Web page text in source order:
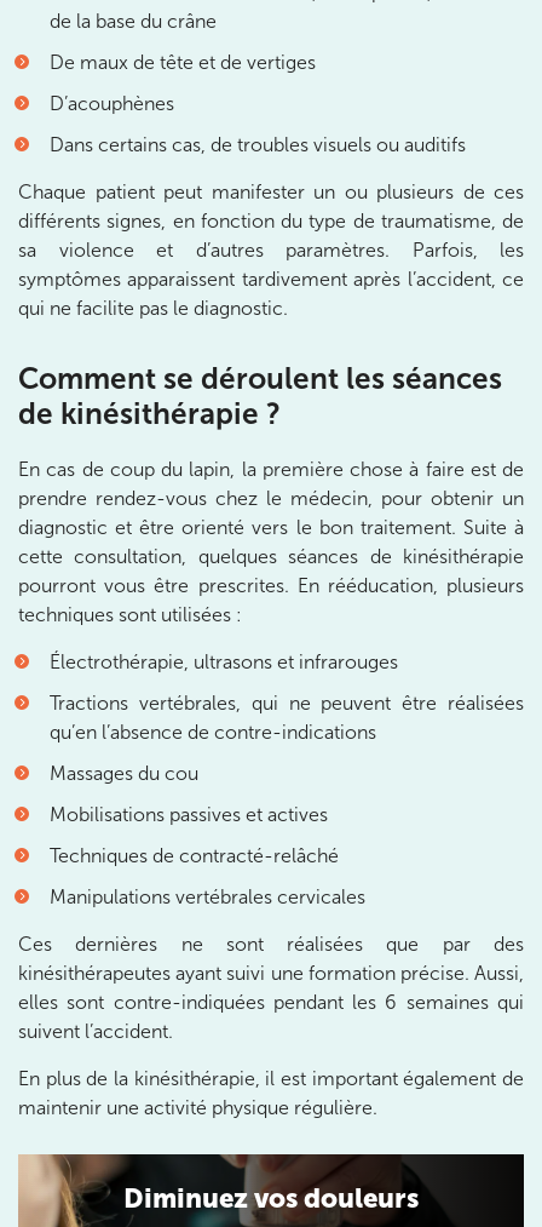
de la base du crâne
De maux de tête et de vertiges
D’acouphènes
Dans certains cas, de troubles visuels ou auditifs
Chaque patient peut manifester un ou plusieurs de ces
différents signes, en fonction du type de traumatisme, de
sa violence et d’autres paramètres. Parfois, les
symptômes apparaissent tardivement après l’accident, ce
qui ne facilite pas le diagnostic.
Comment se déroulent les séances
de kinésithérapie ?
En cas de coup du lapin, la première chose à faire est de
prendre rendez-vous chez le médecin, pour obtenir un
diagnostic et être orienté vers le bon traitement. Suite à
cette consultation, quelques séances de kinésithérapie
pourront vous être prescrites. En rééducation, plusieurs
techniques sont utilisées :
Électrothérapie, ultrasons et infrarouges
Tractions vertébrales, qui ne peuvent être réalisées
qu’en l’absence de contre-indications
Massages du cou
Mobilisations passives et actives
Techniques de contracté-relâché
Manipulations vertébrales cervicales
Ces dernières ne sont réalisées que par des
kinésithérapeutes ayant suivi une formation précise. Aussi,
elles sont contre-indiquées pendant les 6 semaines qui
suivent l’accident.
En plus de la kinésithérapie, il est important également de
maintenir une activité physique régulière.
Diminuez vos douleurs
IK PARIS 8 – SAINT-LAZARE
20 Rue de la Pépinière 75008 Paris
20 Rue de la Pépinière 75008 Paris
01 55 06 05 07
Prenez RDV sur
PARIS 9 – PETRELLE
6 Rue Petrelle 75009 Paris
Prenez RDV sur
IK Paris 11
10 Rue Roubo 75011 Paris
10 Rue Roubo 75011 Paris
01 83 96 48 65
Prenez RDV sur
Prenez RDV sur
IK VANVES
5 Rue Monge 92170 Vanves
5 Rue Monge 92170 Vanves
01 46 44 33 92
Prenez RDV sur
IK SAINT-GERMAIN
199 Bd Saint-Germain 75007 Paris
199 Bd Saint-Germain 75007 Paris
01 43 25 10 20
Prenez RDV sur
Prenez RDV sur